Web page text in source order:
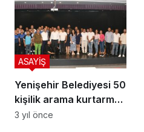
Yenişehir Belediyesi 50
kişilik arama kurtarma
ekibi kurdu
ASAYİŞ
3 yıl önce